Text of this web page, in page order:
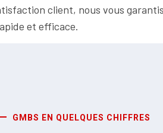
client, nous vous
et efficace.
GMBS EN QUELQUES CHIFFRES